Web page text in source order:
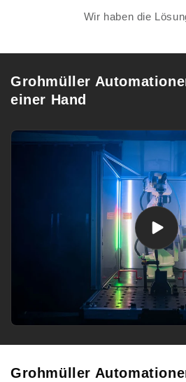
Wir haben die
Grohmüller
einer Hand
Grohmüller